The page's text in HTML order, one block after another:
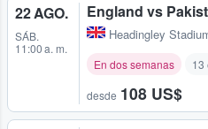
22 AGO.
SÁB.
11:00 a. m.
England vs
Headingley
En dos semanas 13
desde 108 US$